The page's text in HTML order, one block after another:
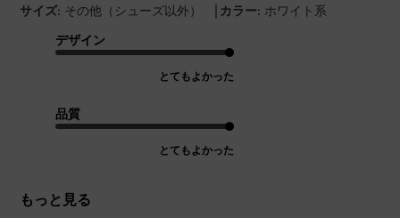
サイズ: その他（シューズ以外） | カラー: ホワイト系
デザイン
とてもよかった
品質
とてもよかった
もっと見る